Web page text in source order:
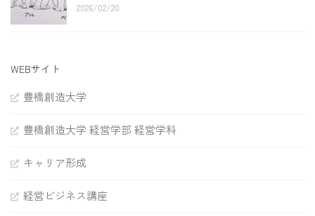
2026/02/20
WEBサイト
豊橋創造大学
豊橋創造大学 経営学部 経営学科
キャリア形成
経営ビジネス講座